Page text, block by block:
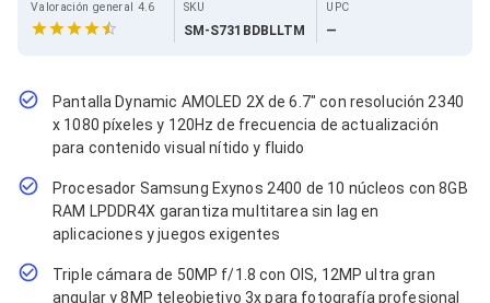
Cables Coaxiales
Accesorios para Cables
Conectores
Tapas y Cajas
Herramientas para Cables
Pinzas Ponchadoras
Probadores de Cable
Cortadoras de Cable
Protectores para Cables
Cables para Impresoras
Bobinas
Cableado Estructurado
Valoración general 4.6 SKU
SM-S731BDBLLTM
UPC
—
Pantalla Dynamic AMOLED 2X de 6.7" con resolución 2340
x 1080 píxeles y 120Hz de frecuencia de actualización
para contenido visual nítido y fluido
Procesador Samsung Exynos 2400 de 10 núcleos con 8GB
RAM LPDDR4X garantiza multitarea sin lag en
aplicaciones y juegos exigentes
Triple cámara de 50MP f/1.8 con OIS, 12MP ultra gran
angular y 8MP teleobjetivo 3x para fotografía profesional